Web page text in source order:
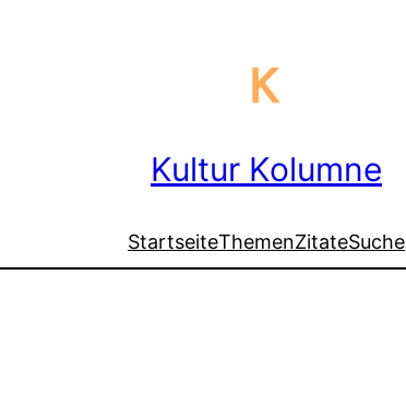
Kultur Kolumne
StartseiteThemenZitateSuche